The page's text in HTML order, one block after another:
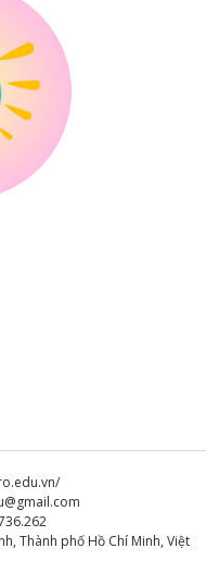
Thành phố Hồ Chí Minh, Việt